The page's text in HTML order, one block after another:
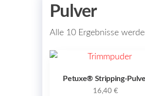
Pulver
Alle 10 Ergebnisse
Petuxe® Stripping-
16,40€